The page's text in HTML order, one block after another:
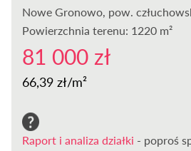
Nowe Gronowo, pow.
Powierzchnia terenu: 1220 m²
81 000 zł
66,39 zł/m²
Raport i analiza działki - poproś